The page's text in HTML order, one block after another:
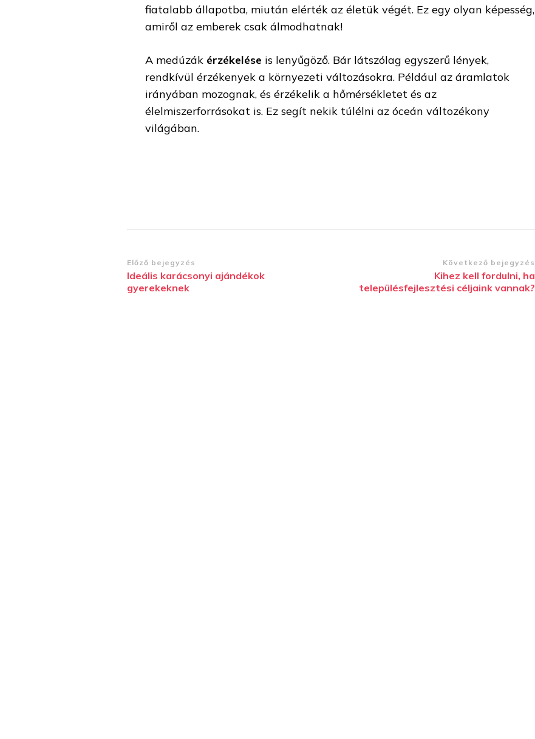
fiatalabb állapotba, miután elérték az életük végét. Ez egy olyan képesség,
amiről az emberek csak álmodhatnak!
A medúzák érzékelése is lenyűgöző. Bár látszólag egyszerű lények,
rendkívül érzékenyek a környezeti változásokra. Például az áramlatok
irányában mozognak, és érzékelik a hőmérsékletet és az
élelmiszerforrásokat is. Ez segít nekik túlélni az óceán változékony
világában.
Bejegyzések
navigációja
Előző bejegyzés
Ideális karácsonyi ajándékok
gyerekeknek
Következő bejegyzés
Kihez kell fordulni, ha
településfejlesztési céljaink vannak?